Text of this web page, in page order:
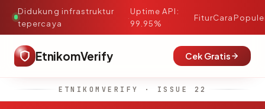
Didukung infrastruktur
tepercaya
·
Uptime API:
99.95%
FiturCara
EtnikomVerify Cek Gratis
ETNIKOMVERIFY · ISSUE 22